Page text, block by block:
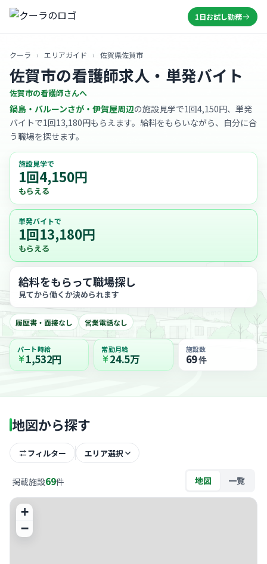
1日お試し勤務
クーラ › エリアガイド › 佐賀県佐賀市
佐賀市の看護師求人・単発バイト
佐賀市の看護師さんへ
鍋島・バルーンさが・伊賀屋周辺の施設見学で1回4,150円、単発
バイトで1回13,180円もらえます。給料をもらいながら、自分に合
う職場を探せます。
施設見学で
1回4,150円
もらえる
単発バイトで
1回13,180円
もらえる
給料をもらって職場探し
見てから働くか決められます
履歴書・面接なし 営業電話なし
パート時給
1,532円
常勤月給
24.5万
施設数
69件
地図から探す
フィルター エリア選択
掲載施設69件 地図 一覧
+
−